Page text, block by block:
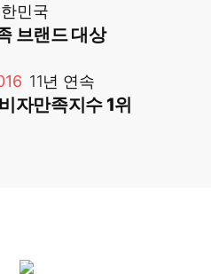
민국
브랜드 대상
11년 연속
자만족지수 1위